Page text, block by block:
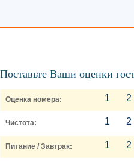
Поставьте Ваши оценки
Оценка номера: 1 2
Чистота: 1 2
Питание / Завтрак: 1 2